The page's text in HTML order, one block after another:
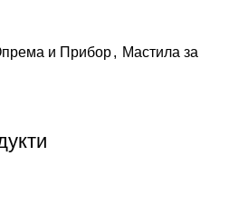
и Прибор, Мастила за